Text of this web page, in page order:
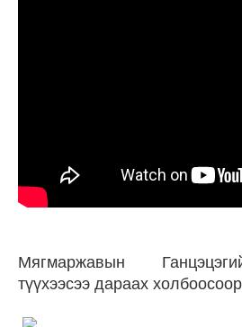
Мягмаржавын
түүхээсээ дараах